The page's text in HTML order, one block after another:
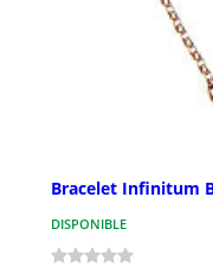
Bracelet Infinitum
DISPONIBLE